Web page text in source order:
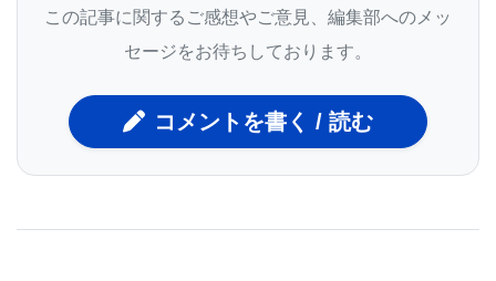
パターンを持っています。東部のオオカバマダラは
メキシコで冬を越し、春から夏にかけて北米を縦断
この記事に関するご感想やご意見、編集部へのメッ
セージをお待ちしております。
コメントを書く / 読む